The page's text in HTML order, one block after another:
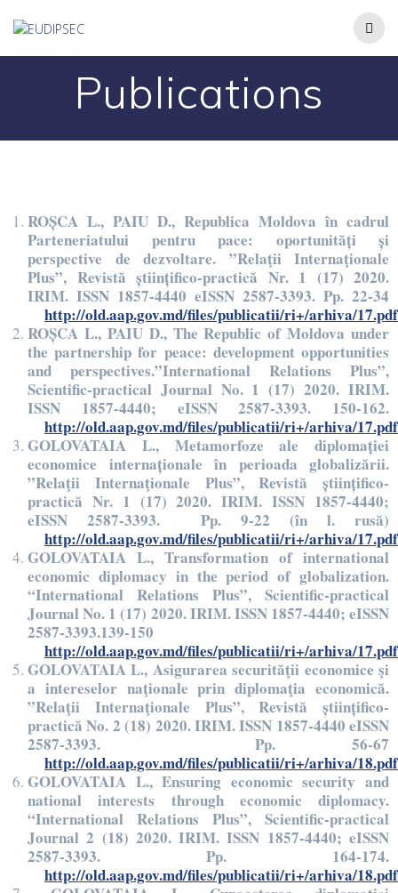
Publications
ROȘCA L., PAIU D., Republica Moldova în cadrul
Parteneriatului pentru pace: oportunități și
perspective de dezvoltare. ”Relaţii Internaţionale
Plus”, Revistă științifico-practică Nr. 1 (17) 2020.
IRIM. ISSN 1857-4440 eISSN 2587-3393. Pp. 22-34
http://old.aap.gov.md/files/publicatii/ri+/arhiva/17.pdf
ROȘCA L., PAIU D., The Republic of Moldova under
the partnership for peace: development opportunities
and perspectives.”International Relations Plus”,
Scientific-practical Journal No. 1 (17) 2020. IRIM.
ISSN 1857-4440; eISSN 2587-3393. 150-162.
http://old.aap.gov.md/files/publicatii/ri+/arhiva/17.pdf
GOLOVATAIA L., Metamorfoze ale diplomației
economice internaționale în perioada globalizării.
”Relaţii Internaţionale Plus”, Revistă științifico-
practică Nr. 1 (17) 2020. IRIM. ISSN 1857-4440;
eISSN 2587-3393. Pp. 9-22 (în l. rusă)
http://old.aap.gov.md/files/publicatii/ri+/arhiva/17.pdf
GOLOVATAIA L., Transformation of international
economic diplomacy in the period of globalization.
“International Relations Plus”, Scientific-practical
Journal No. 1 (17) 2020. IRIM. ISSN 1857-4440; eISSN
2587-3393.139-150
http://old.aap.gov.md/files/publicatii/ri+/arhiva/17.pdf
GOLOVATAIA L., Asigurarea securităţii economice şi
a intereselor naţionale prin diplomaţia economică.
”Relaţii Internaţionale Plus”, Revistă științifico-
practică No. 2 (18) 2020. IRIM. ISSN 1857-4440 eISSN
2587-3393. Pp. 56-67
http://old.aap.gov.md/files/publicatii/ri+/arhiva/18.pdf
GOLOVATAIA L., Ensuring economic security and
national interests through economic diplomacy.
“International Relations Plus”, Scientific-practical
Journal 2 (18) 2020. IRIM. ISSN 1857-4440; eISSN
2587-3393. Pp. 164-174.
http://old.aap.gov.md/files/publicatii/ri+/arhiva/18.pdf